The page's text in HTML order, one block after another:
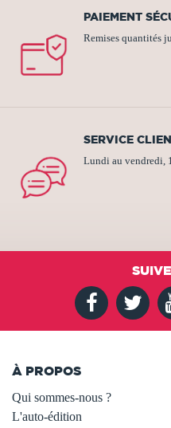
PAIEMENT
Remises quantités
SERVICE
Lundi au vendredi,
À PROPOS
Qui sommes-nous ?
L'auto-édition